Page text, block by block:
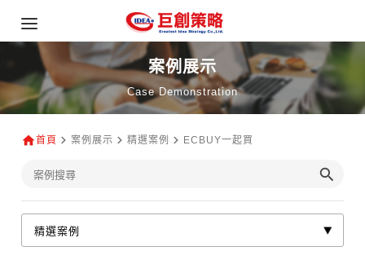
案例展示
Case Demonstration
首頁 案例展示 精選案例 ECBUY一起買